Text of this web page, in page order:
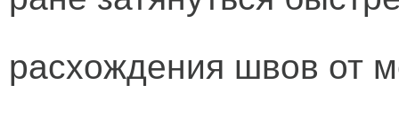
расхождения швов от